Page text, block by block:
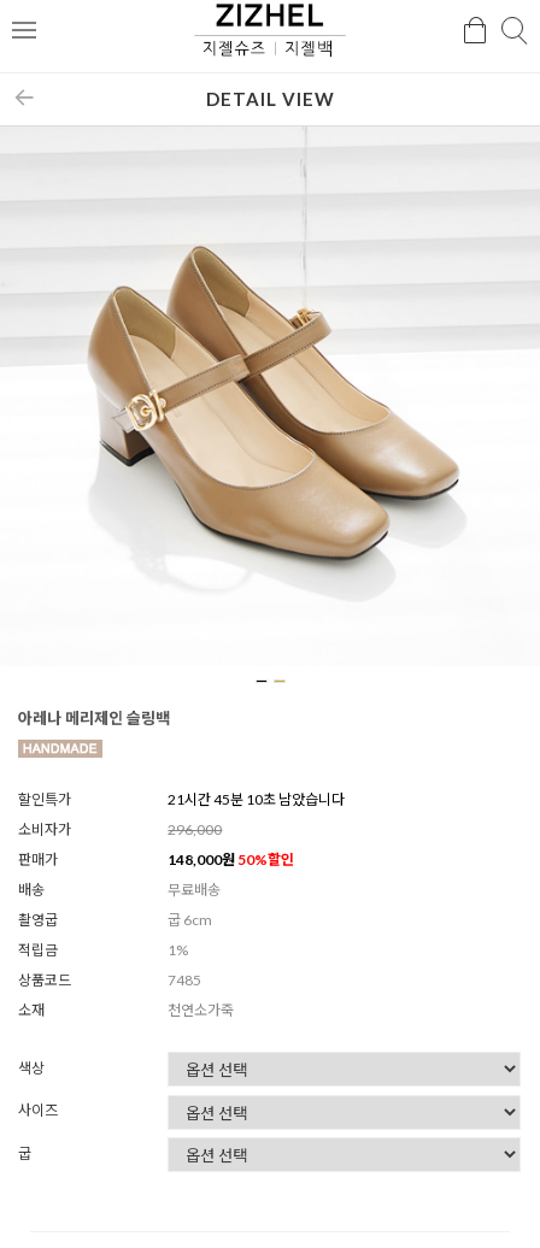
메
검
DETAIL VIEW
아레나 메리제인 슬링백
할인특가
21시간 45분 08초 남았습니다
소비자가
296,000
판매가
148,000원 50%할인
배송
무료배송
촬영굽
굽 6cm
적립금
1%
상품코드
7485
소재
천연소가죽
색상
사이즈
굽